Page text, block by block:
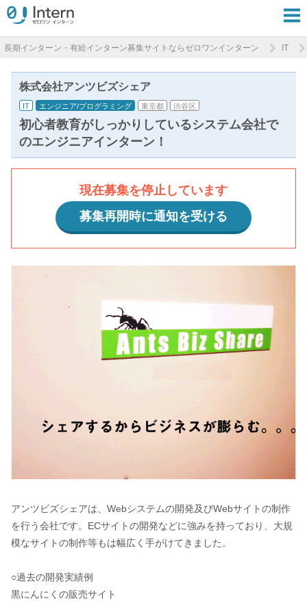
長期インターン・有給インターン募集サイトならゼロワンインターン IT
株式会社アンツビズシェア
IT エンジニア/プログラミング 東京都 渋谷区
初心者教育がしっかりしているシステム会社で
のエンジニアインターン！
現在募集を停止しています
募集再開時に通知を受ける
アンツビズシェアは、Webシステムの開発及びWebサイトの制作
を行う会社です。ECサイトの開発などに強みを持っており、大規
模なサイトの制作等もは幅広く手がけてきました。
○過去の開発実績例
黒にんにくの販売サイト